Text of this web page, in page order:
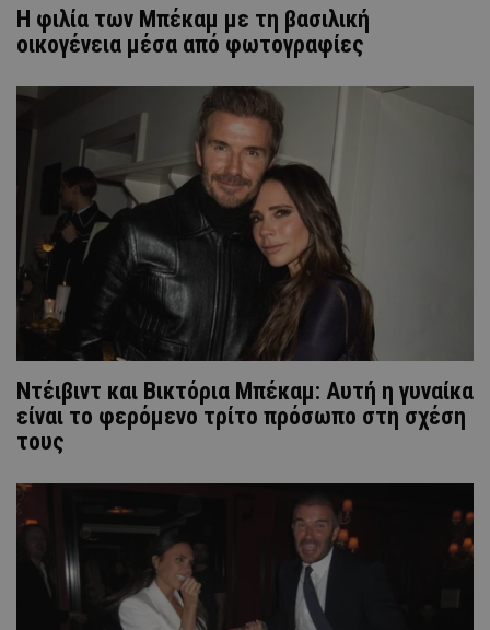
Η φιλία των Μπέκαμ με τη βασιλική
οικογένεια μέσα από φωτογραφίες
Ντέιβιντ και Βικτόρια Μπέκαμ: Αυτή η γυναίκα
είναι το φερόμενο τρίτο πρόσωπο στη σχέση
τους